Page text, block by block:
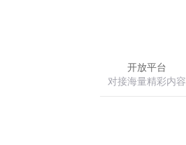
开放平台
对接海量精彩内容